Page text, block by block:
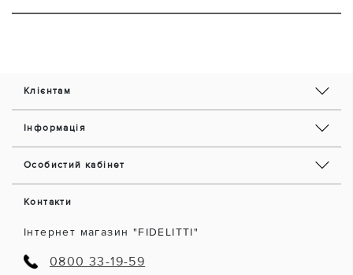
Клієнтам
Інформація
Особистий кабінет
Контакти
Інтернет магазин "FIDELITTI"
0800 33-19-59